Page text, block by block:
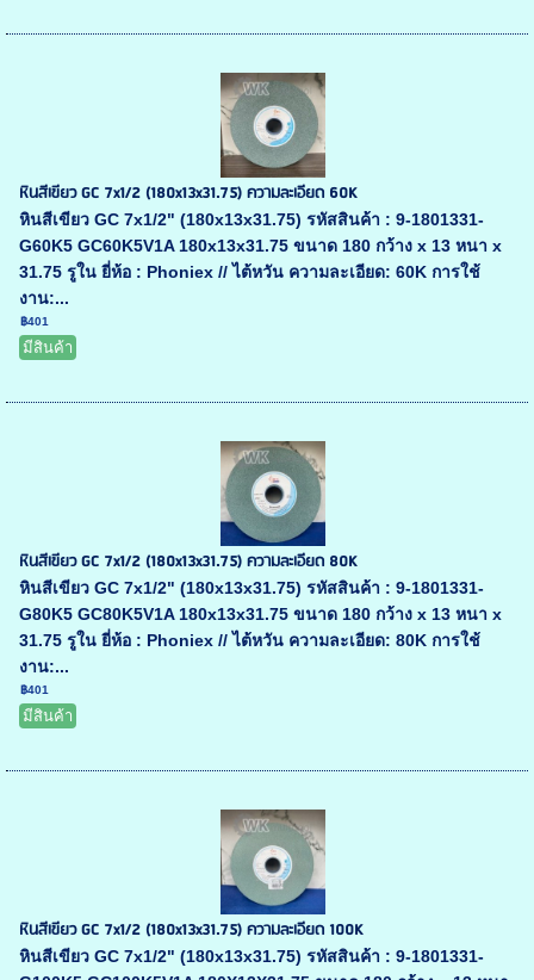
หินสีเขียว GC 7x1/2 (180x13x31.75) ความละเอียด 60K
หินสีเขียว GC 7x1/2" (180x13x31.75) รหัสสินค้า : 9-1801331-
G60K5 GC60K5V1A 180x13x31.75 ขนาด 180 กว้าง x 13 หนา x
31.75 รูใน ยี่ห้อ : Phoniex // ไต้หวัน ความละเอียด: 60K การใช้
งาน:...
฿401
มีสินค้า
หินสีเขียว GC 7x1/2 (180x13x31.75) ความละเอียด 80K
หินสีเขียว GC 7x1/2" (180x13x31.75) รหัสสินค้า : 9-1801331-
G80K5 GC80K5V1A 180x13x31.75 ขนาด 180 กว้าง x 13 หนา x
31.75 รูใน ยี่ห้อ : Phoniex // ไต้หวัน ความละเอียด: 80K การใช้
งาน:...
฿401
มีสินค้า
หินสีเขียว GC 7x1/2 (180x13x31.75) ความละเอียด 100K
หินสีเขียว GC 7x1/2" (180x13x31.75) รหัสสินค้า : 9-1801331-